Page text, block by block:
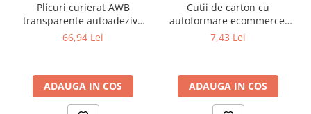
Plicuri curierat AWB
transparente autoadezive
C6, port-document, 160 x
66,94 Lei
ADAUGA IN COS
Cutii de carton cu
autoformare ecommerce,
FitBox, productive si
7,43 Lei
ADAUGA IN COS